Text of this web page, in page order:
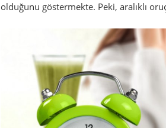
olduğunu göstermekte. Peki, aralıklı